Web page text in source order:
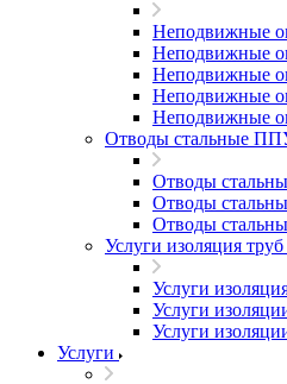
Неподвижные
Неподвижные
Неподвижные
Неподвижные
Неподвижные
Отводы стальные
Отводы
Отводы
Отводы
Услуги изоляция
Услуги
Услуги
Услуги
Услуги